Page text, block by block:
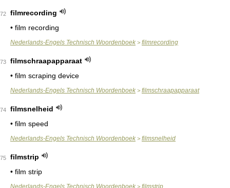
72
filmrecording
• film recording
Nederlands-Engels Technisch Woordenboek > filmrecording
73
filmschraapapparaat
• film scraping device
Nederlands-Engels Technisch Woordenboek > filmschraapapparaat
74
filmsnelheid
• film speed
Nederlands-Engels Technisch Woordenboek > filmsnelheid
75
filmstrip
• film strip
Nederlands-Engels Technisch Woordenboek > filmstrip